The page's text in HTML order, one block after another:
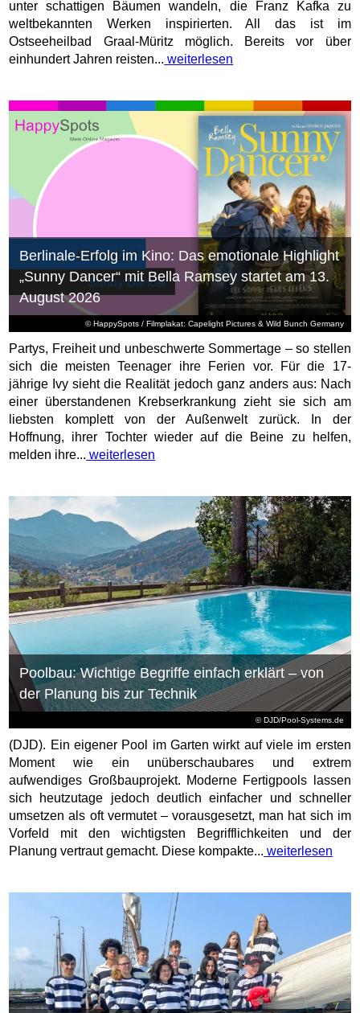
unter schattigen Bäumen wandeln, die Franz Kafka zu
weltbekannten Werken inspirierten. All das ist im
Ostseeheilbad Graal-Müritz möglich. Bereits vor über
einhundert Jahren reisten... weiterlesen
© HappySpots / Filmplakat: Capelight Pictures & Wild Bunch Germany
Berlinale-Erfolg im Kino: Das emotionale Highlight
„Sunny Dancer“ mit Bella Ramsey startet am 13.
August 2026
Partys, Freiheit und unbeschwerte Sommertage – so stellen
sich die meisten Teenager ihre Ferien vor. Für die 17-
jährige Ivy sieht die Realität jedoch ganz anders aus: Nach
einer überstandenen Krebserkrankung zieht sie sich am
liebsten komplett von der Außenwelt zurück. In der
Hoffnung, ihrer Tochter wieder auf die Beine zu helfen,
melden ihre... weiterlesen
© DJD/Pool-Systems.de
Poolbau: Wichtige Begriffe einfach erklärt – von
der Planung bis zur Technik
(DJD). Ein eigener Pool im Garten wirkt auf viele im ersten
Moment wie ein unüberschaubares und extrem
aufwendiges Großbauprojekt. Moderne Fertigpools lassen
sich heutzutage jedoch deutlich einfacher und schneller
umsetzen als oft vermutet – vorausgesetzt, man hat sich im
Vorfeld mit den wichtigsten Begrifflichkeiten und der
Planung vertraut gemacht. Diese kompakte... weiterlesen